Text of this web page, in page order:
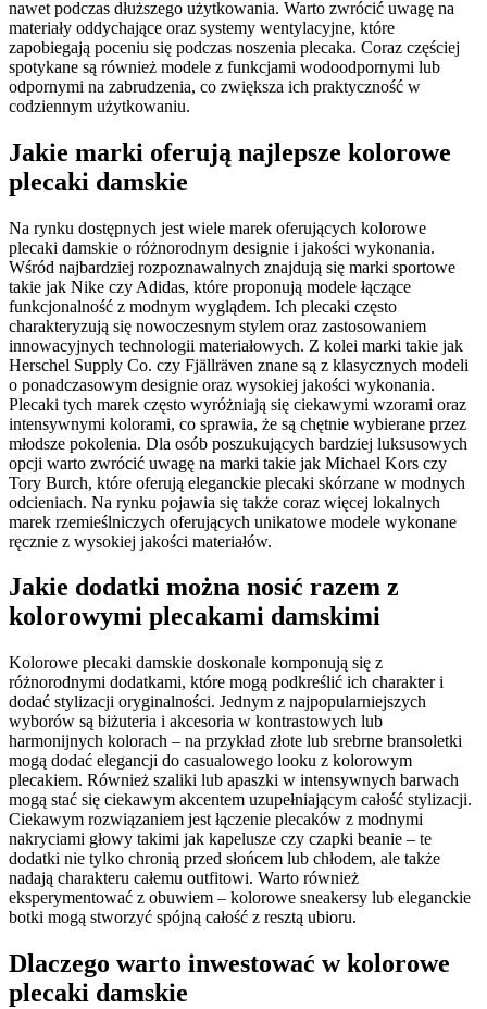
nawet podczas dłuższego użytkowania. Warto zwrócić uwagę na
materiały oddychające oraz systemy wentylacyjne, które
zapobiegają poceniu się podczas noszenia plecaka. Coraz częściej
spotykane są również modele z funkcjami wodoodpornymi lub
odpornymi na zabrudzenia, co zwiększa ich praktyczność w
codziennym użytkowaniu.
Jakie marki oferują najlepsze kolorowe
plecaki damskie
Na rynku dostępnych jest wiele marek oferujących kolorowe
plecaki damskie o różnorodnym designie i jakości wykonania.
Wśród najbardziej rozpoznawalnych znajdują się marki sportowe
takie jak Nike czy Adidas, które proponują modele łączące
funkcjonalność z modnym wyglądem. Ich plecaki często
charakteryzują się nowoczesnym stylem oraz zastosowaniem
innowacyjnych technologii materiałowych. Z kolei marki takie jak
Herschel Supply Co. czy Fjällräven znane są z klasycznych modeli
o ponadczasowym designie oraz wysokiej jakości wykonania.
Plecaki tych marek często wyróżniają się ciekawymi wzorami oraz
intensywnymi kolorami, co sprawia, że są chętnie wybierane przez
młodsze pokolenia. Dla osób poszukujących bardziej luksusowych
opcji warto zwrócić uwagę na marki takie jak Michael Kors czy
Tory Burch, które oferują eleganckie plecaki skórzane w modnych
odcieniach. Na rynku pojawia się także coraz więcej lokalnych
marek rzemieślniczych oferujących unikatowe modele wykonane
ręcznie z wysokiej jakości materiałów.
Jakie dodatki można nosić razem z
kolorowymi plecakami damskimi
Kolorowe plecaki damskie doskonale komponują się z
różnorodnymi dodatkami, które mogą podkreślić ich charakter i
dodać stylizacji oryginalności. Jednym z najpopularniejszych
wyborów są biżuteria i akcesoria w kontrastowych lub
harmonijnych kolorach – na przykład złote lub srebrne bransoletki
mogą dodać elegancji do casualowego looku z kolorowym
plecakiem. Również szaliki lub apaszki w intensywnych barwach
mogą stać się ciekawym akcentem uzupełniającym całość stylizacji.
Ciekawym rozwiązaniem jest łączenie plecaków z modnymi
nakryciami głowy takimi jak kapelusze czy czapki beanie – te
dodatki nie tylko chronią przed słońcem lub chłodem, ale także
nadają charakteru całemu outfitowi. Warto również
eksperymentować z obuwiem – kolorowe sneakersy lub eleganckie
botki mogą stworzyć spójną całość z resztą ubioru.
Dlaczego warto inwestować w kolorowe
plecaki damskie